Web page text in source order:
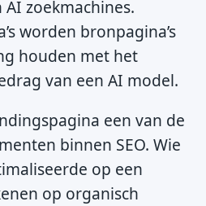
zoekmachines.
worden bronpagina’s
houden met het
van een AI model.
een van de
binnen SEO. Wie
op een
op organisch